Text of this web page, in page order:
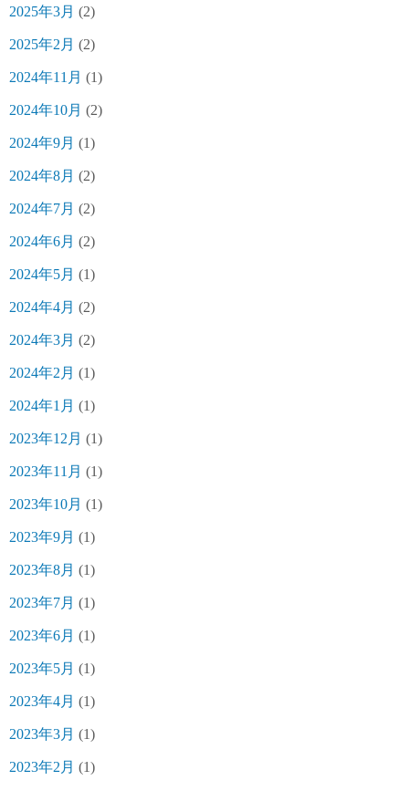
2025年3月 (2)
2025年2月 (2)
2024年11月 (1)
2024年10月 (2)
2024年9月 (1)
2024年8月 (2)
2024年7月 (2)
2024年6月 (2)
2024年5月 (1)
2024年4月 (2)
2024年3月 (2)
2024年2月 (1)
2024年1月 (1)
2023年12月 (1)
2023年11月 (1)
2023年10月 (1)
2023年9月 (1)
2023年8月 (1)
2023年7月 (1)
2023年6月 (1)
2023年5月 (1)
2023年4月 (1)
2023年3月 (1)
2023年2月 (1)